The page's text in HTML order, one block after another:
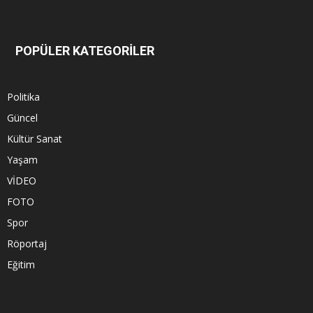
POPÜLER KATEGORİLER
Politika
Güncel
Kültür Sanat
Yaşam
VİDEO
FOTO
Spor
Röportaj
Eğitim